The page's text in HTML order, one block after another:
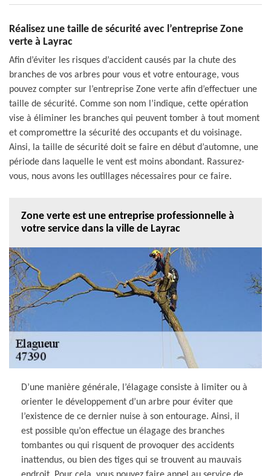
Réalisez une taille de sécurité avec l’entreprise Zone
verte à Layrac
Afin d’éviter les risques d’accident causés par la chute des
branches de vos arbres pour vous et votre entourage, vous
pouvez compter sur l’entreprise Zone verte afin d’effectuer une
taille de sécurité. Comme son nom l’indique, cette opération
vise à éliminer les branches qui peuvent tomber à tout moment
et compromettre la sécurité des occupants et du voisinage.
Ainsi, la taille de sécurité doit se faire en début d’automne, une
période dans laquelle le vent est moins abondant. Rassurez-
vous, nous avons les outillages nécessaires pour ce faire.
Zone verte est une entreprise professionnelle à
votre service dans la ville de Layrac
D’une manière générale, l’élagage consiste à limiter ou à
orienter le développement d’un arbre pour éviter que
l’existence de ce dernier nuise à son entourage. Ainsi, il
est possible qu’on effectue un élagage des branches
tombantes ou qui risquent de provoquer des accidents
inattendus, ou bien des tiges qui se trouvent au mauvais